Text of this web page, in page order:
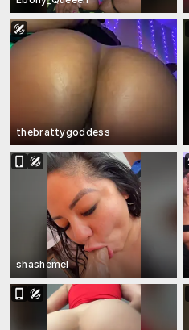
thebrattygoddess
shashemel